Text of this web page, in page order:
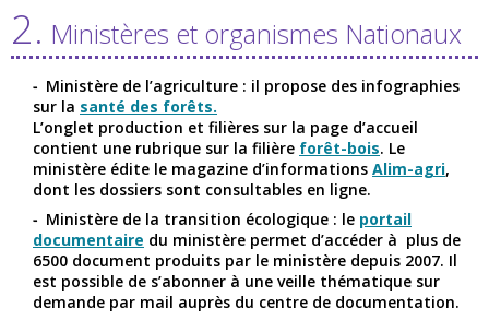
2. Ministères et organismes Nationaux
Ministère de l’agriculture : il propose des infographies
sur la santé des forêts.
L’onglet production et filières sur la page d’accueil
contient une rubrique sur la filière forêt-bois. Le
ministère édite le magazine d’informations Alim-agri,
dont les dossiers sont consultables en ligne.
Ministère de la transition écologique : le portail
documentaire du ministère permet d’accéder à plus de
6500 document produits par le ministère depuis 2007. Il
est possible de s’abonner à une veille thématique sur
demande par mail auprès du centre de documentation.